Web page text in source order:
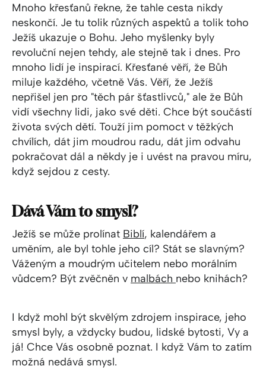
Mnoho křesťanů řekne, že tahle cesta nikdy
neskončí. Je tu tolik různých aspektů a tolik toho
Ježíš ukazuje o Bohu. Jeho myšlenky byly
revoluční nejen tehdy, ale stejně tak i dnes. Pro
mnoho lidí je inspirací. Křesťané věří, že Bůh
miluje každého, včetně Vás. Věří, že Ježíš
nepřišel jen pro "těch pár šťastlivců," ale že Bůh
vidí všechny lidi, jako své děti. Chce být součástí
života svých dětí. Touží jim pomoct v těžkých
chvílích, dát jim moudrou radu, dát jim odvahu
pokračovat dál a někdy je i uvést na pravou míru,
když sejdou z cesty.
Dává Vám to smysl?
Ježíš se může prolínat Biblí, kalendářem a
uměním, ale byl tohle jeho cíl? Stát se slavným?
Váženým a moudrým učitelem nebo morálním
vůdcem? Být zvěčněn v malbách nebo knihách?
I když mohl být skvělým zdrojem inspirace, jeho
smysl byly, a vždycky budou, lidské bytosti, Vy a
já! Chce Vás osobně poznat. I když Vám to zatím
možná nedává smysl.